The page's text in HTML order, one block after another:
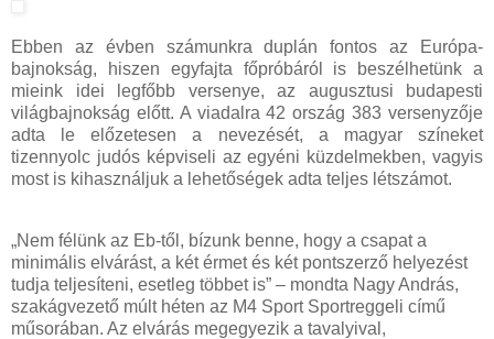
Ebben az évben számunkra duplán fontos az Európa-
bajnokság, hiszen egyfajta főpróbáról is beszélhetünk a
mieink idei legfőbb versenye, az augusztusi budapesti
világbajnokság előtt. A viadalra 42 ország 383 versenyzője
adta le előzetesen a nevezését, a magyar színeket
tizennyolc judós képviseli az egyéni küzdelmekben, vagyis
most is kihasználjuk a lehetőségek adta teljes létszámot.
„Nem félünk az Eb-től, bízunk benne, hogy a csapat a
minimális elvárást, a két érmet és két pontszerző helyezést
tudja teljesíteni, esetleg többet is” – mondta Nagy András,
szakágvezető múlt héten az M4 Sport Sportreggeli című
műsorában. Az elvárás megegyezik a tavalyival,